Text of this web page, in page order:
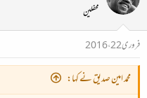
محفلین
فروری 22، 2016
محمد امین صدیق نے کہا: